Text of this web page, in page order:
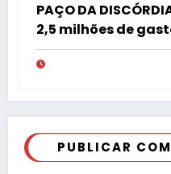
PAÇO DA
2,5 milhões de
pede “acordo”
milhões
PUBLICAR